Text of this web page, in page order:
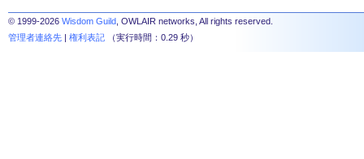
© 1999-2026 Wisdom Guild , OWLAIR networks, All rights reserved.
管理者連絡先 | 権利表記 （実行時間：0.29 秒）